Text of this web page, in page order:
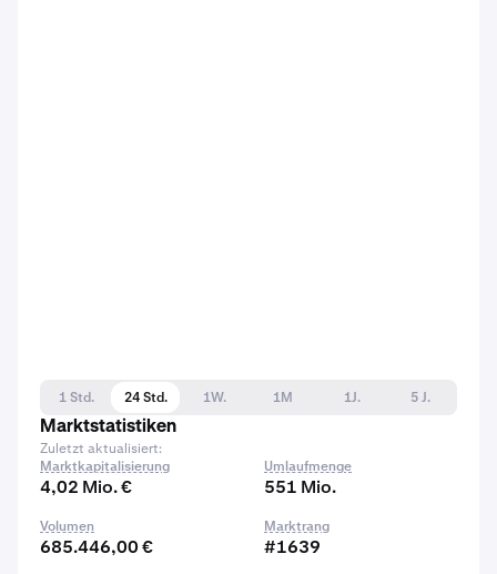
1 Std. 24 Std. 1W. 1M 1J.
5 J.
Marktstatistiken
Zuletzt aktualisiert:
Marktkapitalisierung
4,02 Mio. €
Umlaufmenge
551 Mio.
Volumen
685.446,00 €
Marktrang
#1639